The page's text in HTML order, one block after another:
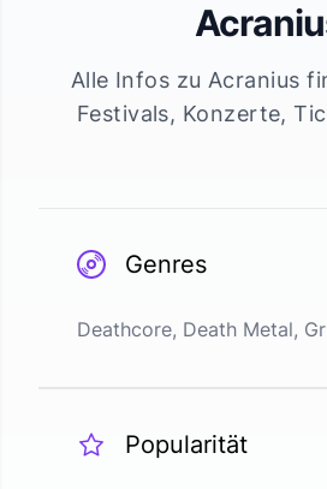
Alle Infos zu Acranius
Festivals, Konzerte,
Genres
Deathcore, Death Metal,
Popularität